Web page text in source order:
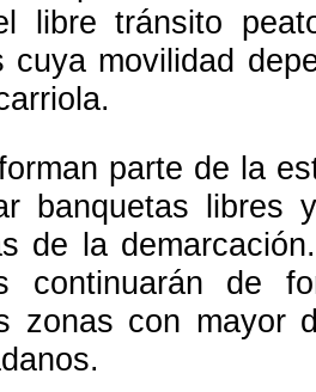
libre tránsito
cuya movilidad
parte de la
banquetas libres
de la
continuarán de
zonas con mayor